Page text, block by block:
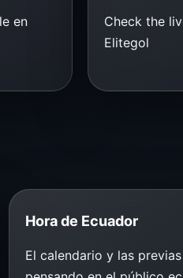
en
Check the
Elitegol
Hora de Ecuador
El calendario y las